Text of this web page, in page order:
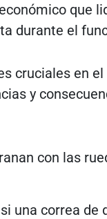
que
durante el
cruciales en
y
con las
una correa